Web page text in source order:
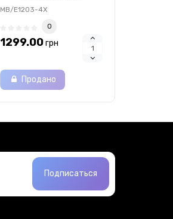
позолотой
MB/E1203-4X
0
1299.00грн
Продано
Подписаться